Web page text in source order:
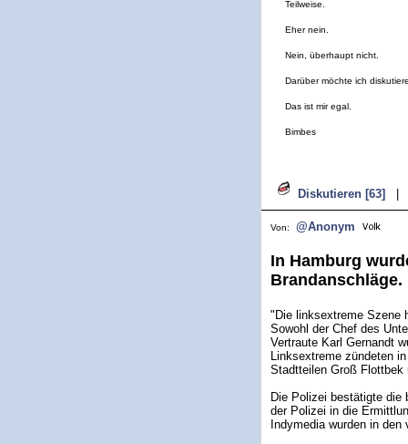
Teilweise.
Eher nein.
Nein, überhaupt nicht.
Darüber möchte ich
Das ist mir egal.
Bimbes
Diskutieren [63]
Von: @Anonym
In Hamburg
"Die linksextreme Szene
Sowohl der Chef des
Vertraute Karl Gernandt
Linksextreme zündeten
Stadtteilen Groß Flottbek
Die Polizei bestätigte die
der Polizei in die
Indymedia wurden in